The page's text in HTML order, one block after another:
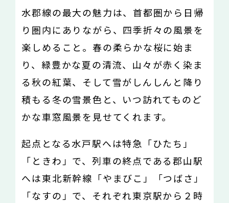
水郡線の最大の魅力は、首都圏から日帰
り圏内にありながら、四季折々の風景を
楽しめること。春の柔らかな桜に始ま
り、緑豊かな夏の清流、山々が赤く染ま
る秋の紅葉、そして雪がしんしんと降り
積もる冬の雪景色と、いつ訪れてものど
かな車窓風景を見せてくれます。
起点となる水戸駅へは特急「ひたち」
「ときわ」で、列車の終点である郡山駅
へは東北新幹線「やまびこ」「つばさ」
「なすの」で、それぞれ東京駅から２時